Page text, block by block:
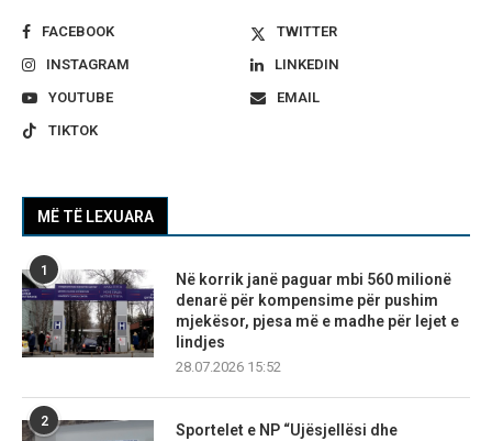
FACEBOOK
TWITTER
INSTAGRAM
LINKEDIN
YOUTUBE
EMAIL
TIKTOK
MË TË LEXUARA
1
Në korrik janë paguar mbi 560 milionë
denarë për kompensime për pushim
mjekësor, pjesa më e madhe për lejet e
lindjes
28.07.2026 15:52
2
Sportelet e NP “Ujësjellësi dhe